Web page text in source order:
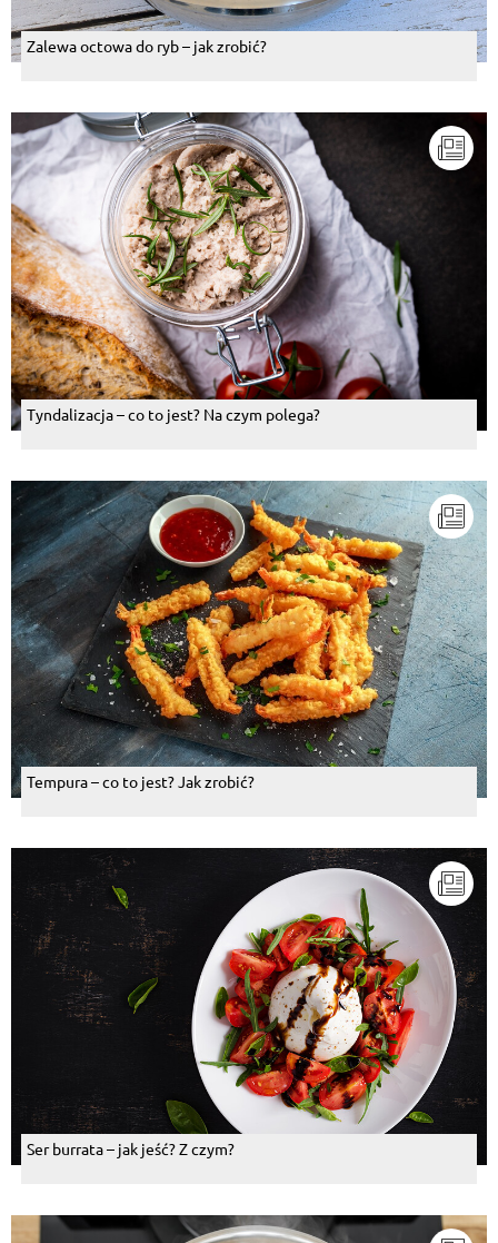
Zalewa octowa do ryb – jak zrobić?
Tyndalizacja – co to jest? Na czym polega?
Tempura – co to jest? Jak zrobić?
Ser burrata – jak jeść? Z czym?